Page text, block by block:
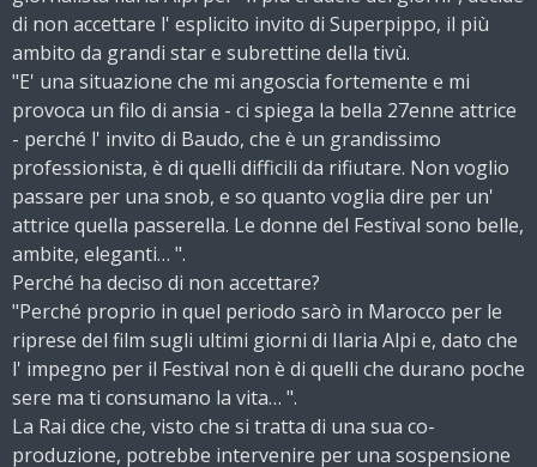
di non accettare l' esplicito invito di Superpippo, il più
ambito da grandi star e subrettine della tivù.
"E' una situazione che mi angoscia fortemente e mi
provoca un filo di ansia - ci spiega la bella 27enne attrice
- perché l' invito di Baudo, che è un grandissimo
professionista, è di quelli difficili da rifiutare. Non voglio
passare per una snob, e so quanto voglia dire per un'
attrice quella passerella. Le donne del Festival sono belle,
ambite, eleganti… ".
Perché ha deciso di non accettare?
"Perché proprio in quel periodo sarò in Marocco per le
riprese del film sugli ultimi giorni di Ilaria Alpi e, dato che
l' impegno per il Festival non è di quelli che durano poche
sere ma ti consumano la vita… ".
La Rai dice che, visto che si tratta di una sua co-
produzione, potrebbe intervenire per una sospensione